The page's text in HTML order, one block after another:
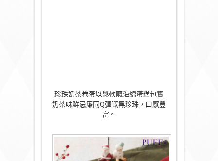
珍珠奶茶卷蛋以鬆軟嘅海綿蛋糕包實
奶茶味鮮忌廉同Q彈嘅黑珍珠，口感豐
富。